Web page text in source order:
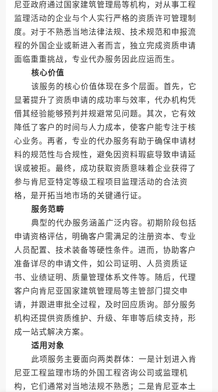
尼亚政府通过国家建筑管理局等机构，对从事工程
监理活动的企业与个人实行严格的资质许可管理制
度。对于不熟悉当地法律法规、技术规范和申报流
程的外国企业或新进入者而言，独立完成资质申请
面临重重挑战，专业代办服务因此应运而生。
核心价值
该服务的核心价值体现在多个层面。首先，它
显著提升了资质申请的成功率与效率，代办机构凭
借其经验能够预判并规避常见问题。其次，它有效
降低了客户的时间与人力成本，使客户能专注于核
心业务。再者，专业的代办服务有助于确保申请材
料的规范性与合规性，避免因资料瑕疵导致申请延
误或被拒。最终，成功获取资质意味着企业获得了
参与肯尼亚特定等级工程项目监理活动的合法资
格，是开拓当地市场的关键通行证。
服务范畴
典型的代办服务涵盖广泛内容。初期阶段包括
申请资格评估，明确客户需满足的注册资本、专业
人员配置、技术装备等硬性条件。进而，协助客户
准备详尽的申请文件，如公司证明、人员资质证
书、业绩证明、质量管理体系文件等。随后，代理
客户向肯尼亚国家建筑管理局等主管部门提交申
请，并跟进审批全过程，及时回应质询。部分服务
机构还提供资质维护、升级、年审等后续支持，形
成一站式解决方案。
适用对象
此项服务主要面向两类群体：一是计划进入肯
尼亚工程监理市场的外国工程咨询公司或监理机
构，它们通常对当地法规不熟悉；二是肯尼亚本土